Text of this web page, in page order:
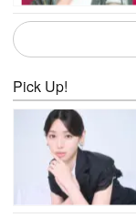
Pick Up!